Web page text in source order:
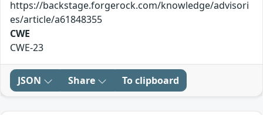
https://backstage.forgerock.com/knowledge/advisori
es/article/a61848355
CWE
CWE-23
JSON Share To clipboard